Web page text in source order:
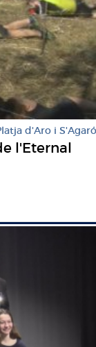
d'Aro i S'Agaró
l'Eternal